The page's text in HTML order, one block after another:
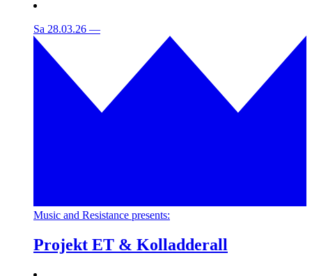
Sa 28.03.26 —
Music and Resistance presents:
Projekt ET & Kolladderall